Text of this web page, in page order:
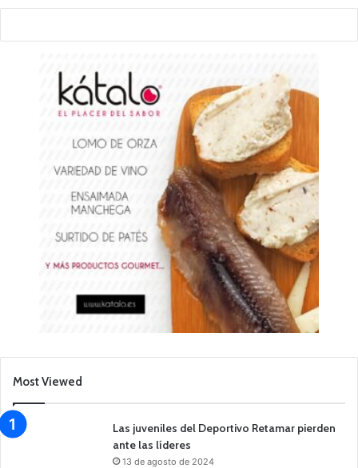
Most Viewed
Las juveniles del Deportivo Retamar pierden
ante las líderes
13 de agosto de 2024